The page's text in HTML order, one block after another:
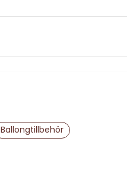
email
Mejladress
Ballongtillbehör